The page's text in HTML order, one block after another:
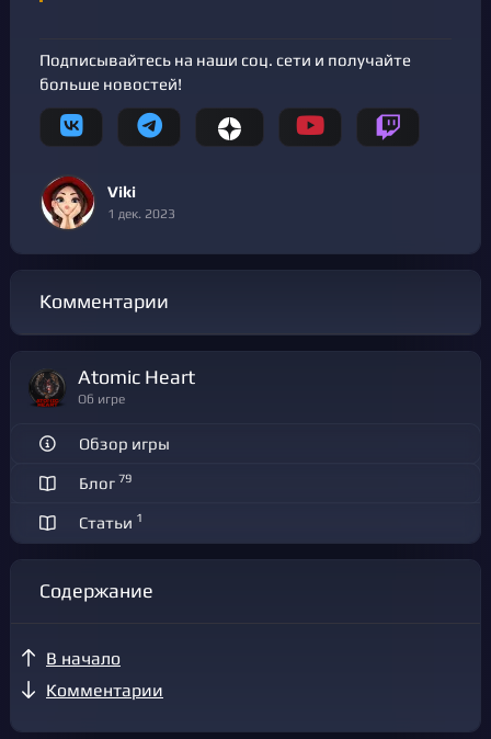
Подписывайтесь на наши соц. сети и получайте
больше новостей!
Viki
1 дек. 2023
Комментарии
Atomic Heart
Об игре
Обзор игры
Блог 79
Статьи 1
Содержание
В начало
Комментарии